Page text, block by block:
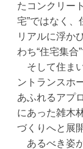
たコンクリー
宅”ではなく
リアルに浮か
わち“住宅集合
そして住ま
ントランスホ
あふれるアプ
にあった雑木
づくりへと展
あるべき姿